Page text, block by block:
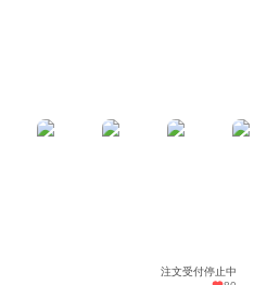
注文受付停止中